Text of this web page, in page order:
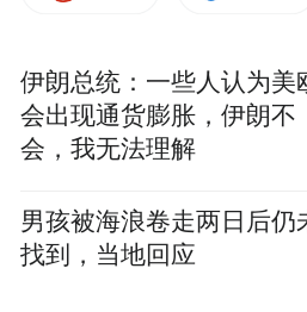
伊朗总统：一些人认为美
会出现通货膨胀，伊朗不
会，我无法理解
男孩被海浪卷走两日后仍
找到，当地回应